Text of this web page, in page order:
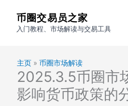
币圈交易员之家
入门教程、市场解读与交易工具
主页 » 币圈市场解读
2025.3.5币圈市
影响货币政策的